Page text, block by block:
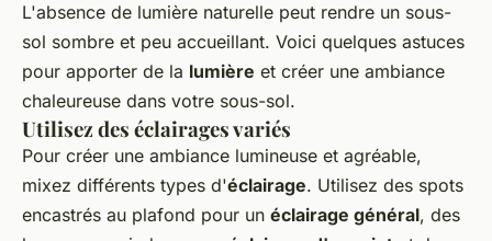
L'absence de lumière naturelle peut rendre un sous-
sol sombre et peu accueillant. Voici quelques astuces
pour apporter de la lumière et créer une ambiance
chaleureuse dans votre sous-sol.
Utilisez des éclairages variés
Pour créer une ambiance lumineuse et agréable,
mixez différents types d'éclairage. Utilisez des spots
encastrés au plafond pour un éclairage général, des